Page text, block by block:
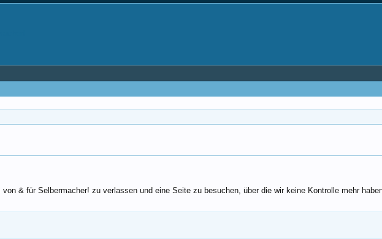
& für Selbermacher! zu verlassen und eine Seite zu besuchen, über die wir keine Kontrolle mehr